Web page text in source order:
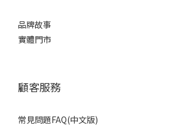
品牌故事
實體門市
顧客服務
常見問題FAQ(中文版)